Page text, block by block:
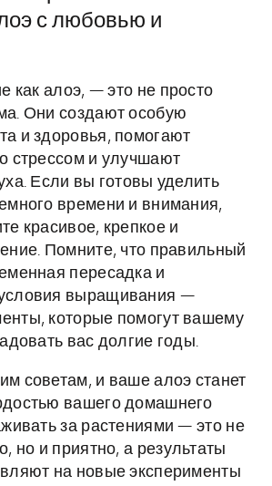
с любовью и
как алоэ, — это не просто
Они создают особую
и здоровья, помогают
стрессом и улучшают
Если вы готовы уделить
времени и внимания,
красивое, крепкое и
Помните, что правильный
пересадка и
выращивания —
которые помогут вашему
вас долгие годы.
советам, и ваше алоэ станет
вашего домашнего
за растениями — это не
но и приятно, а результаты
на новые эксперименты